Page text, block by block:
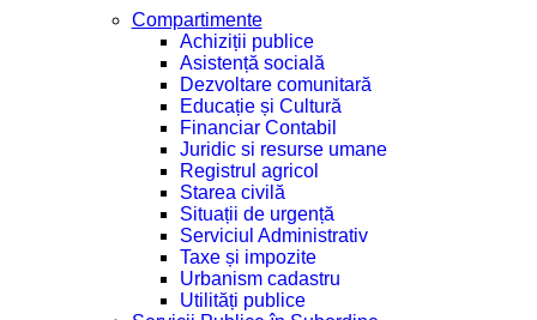
Compartimente
Achiziții publice
Asistență socială
Dezvoltare comunitară
Educație și Cultură
Financiar Contabil
Juridic si resurse umane
Registrul agricol
Starea civilă
Situații de urgență
Serviciul Administrativ
Taxe și impozite
Urbanism cadastru
Utilități publice